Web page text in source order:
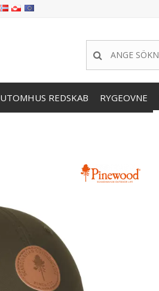
UTOMHUS REDSKAB RYGEOVNE